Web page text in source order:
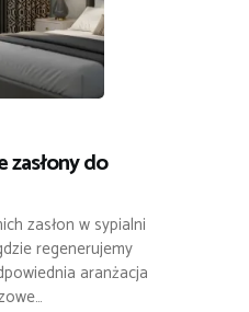
zasłony do
zasłon w sypialni
regenerujemy
aranżacja